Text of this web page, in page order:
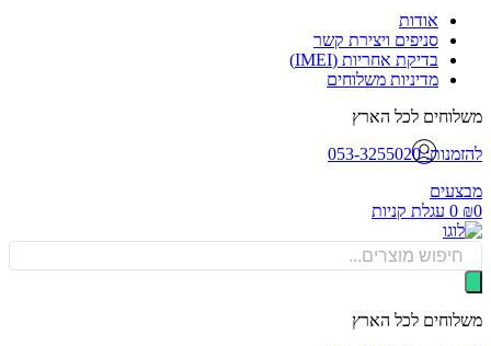
אודות
סניפים ויצירת קשר
בדיקת אחריות (IMEI)
מדיניות משלוחים
לכל הארץ
053-3255020
0 עגלת קניות
לכל הארץ